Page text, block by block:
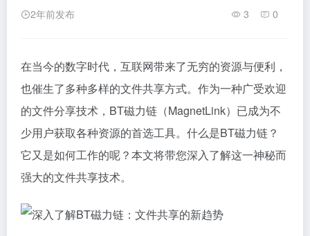
2年前发布 3 0
在当今的数字时代，互联网带来了无穷的资源与便利，
也催生了多种多样的文件共享方式。作为一种广受欢迎
的文件分享技术，BT磁力链（MagnetLink）已成为不
少用户获取各种资源的首选工具。什么是BT磁力链？
它又是如何工作的呢？本文将带您深入了解这一神秘而
强大的文件共享技术。